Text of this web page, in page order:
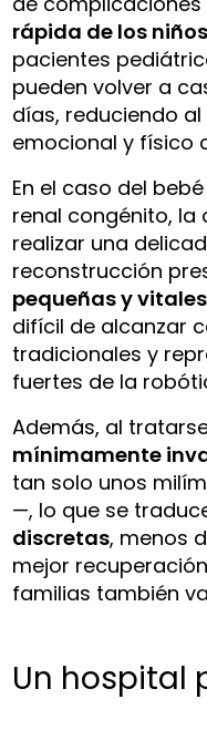
rápida de los niños
pacientes
pueden volver a
días, reduciendo
emocional y físico
En el caso del
renal congénito,
realizar una
reconstrucción
pequeñas y vitales
difícil de alcanzar
tradicionales y
fuertes de la
Además, al
mínimamente
tan solo unos
—, lo que se
discretas, menos
mejor
familias también
Un hospital